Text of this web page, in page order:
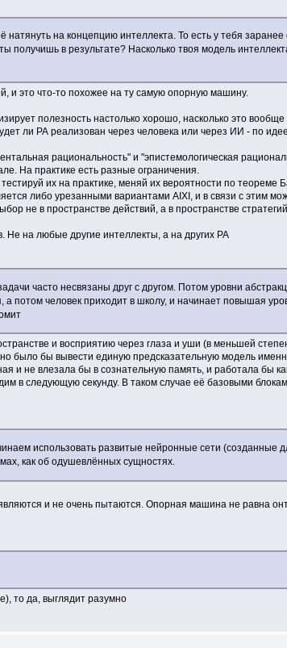
на концепцию интеллекта. То есть у тебя заранее
получишь в результате? Насколько твоя модель
и это что-то похожее на ту самую опорную машину.
полезность настолько хорошо, насколько это
ли РА реализован через человека или через ИИ - по
рациональность" и "эпистемологическая
На практике есть разные ограничения.
их на практике, меняй их вероятности по теореме
либо урезанными вариантами AIXI, и в связи с этим
не в пространстве действий, а в пространстве
Не на любые другие интеллекты, а на других РА
часто несвязаны друг с другом. Потом уровни
потом человек приходит в школу, и начинает повышая
и восприятию через глаза и уши (в меньшей
было бы вывести единую предсказательную модель
и не влезала бы в сознательную память, и работала бы
в следующую секунду. В таком случае её базовыми
использовать развитые нейронные сети (созданные
как об одушевлённых сущностях.
и не очень пытаются. Опорная машина не равна
то да, выглядит разумно